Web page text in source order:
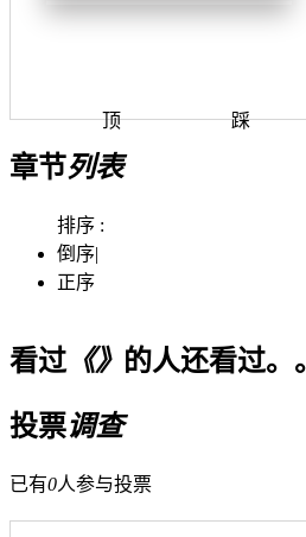
顶 踩
章节列表
排序 :
倒序|
正序
看过《》 的人还看过。
投票调查
已有0人参与投票